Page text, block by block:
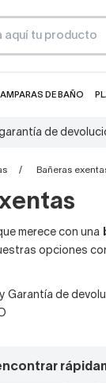
DE BAÑO
de
Bañeras
merece con una
opciones
Garantía de